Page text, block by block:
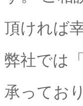
頂ければ
弊社では
承ってお